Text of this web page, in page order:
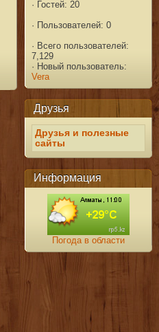
· Гостей: 20
· Пользователей: 0
· Всего пользователей:
7,129
· Новый пользователь:
Vera
Друзья
Друзья и полезные
сайты
Информация
Погода в области